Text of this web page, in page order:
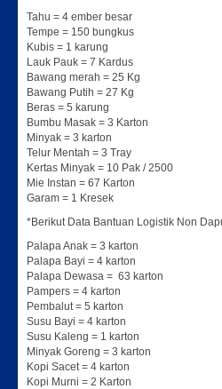
Tahu = 4 ember besar
Tempe = 150 bungkus
Kubis = 1 karung
Lauk Pauk = 7 Kardus
Bawang merah = 25 Kg
Bawang Putih = 27 Kg
Beras = 5 karung
Bumbu Masak = 3 Karton
Minyak = 3 karton
Telur Mentah = 3 Tray
Kertas Minyak = 10 Pak / 2500
Mie Instan = 67 Karton
Garam = 1 Kresek
*Berikut Data Bantuan Logistik Non
Palapa Anak = 3 karton
Palapa Bayi = 4 karton
Palapa Dewasa = 63 karton
Pampers = 4 karton
Pembalut = 5 karton
Susu Bayi = 4 karton
Susu Kaleng = 1 karton
Minyak Goreng = 3 karton
Kopi Sacet = 4 karton
Kopi Murni = 2 Karton